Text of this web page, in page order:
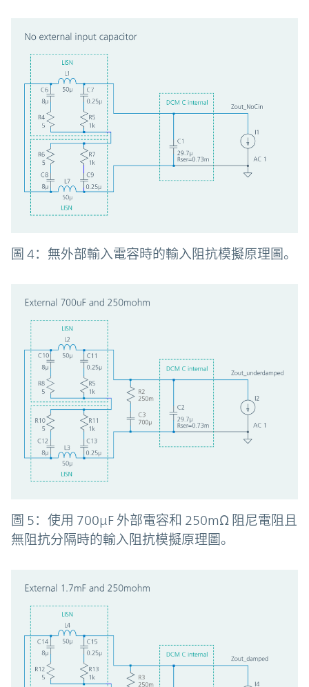
圖 4：無外部輸入電容時的輸入阻抗模擬原理圖。
圖 5：使用 700µF 外部電容和 250mΩ 阻尼電阻且
無阻抗分隔時的輸入阻抗模擬原理圖。